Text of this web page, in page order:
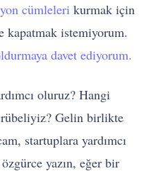
cümleleri kurmak için
kapatmak istemiyorum.
davet ediyorum.
oluruz? Hangi
Gelin birlikte
startuplara yardımcı
yazın, eğer bir